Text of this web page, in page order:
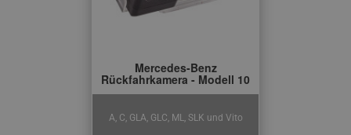
A, C, GLA, GLC, ML, SLK und Vito
Mercedes-Benz
Rückfahrkamera - Modell 10